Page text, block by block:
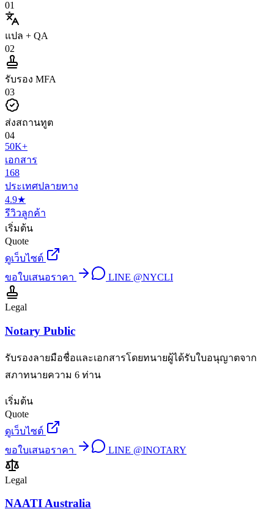
01
แปล + QA
02
รับรอง MFA
03
ส่งสถานทูต
04
50K+
เอกสาร
168
ประเทศปลายทาง
4.9★
รีวิวลูกค้า
เริ่มต้น
Quote
ดูเว็บไซต์
ขอใบเสนอราคา
LINE @NYCLI
Legal
Notary Public
รับรองลายมือชื่อและเอกสารโดยทนายผู้ได้รับใบอนุญาตจาก
สภาทนายความ 6 ท่าน
เริ่มต้น
Quote
ดูเว็บไซต์
ขอใบเสนอราคา
LINE @INOTARY
Legal
NAATI Australia